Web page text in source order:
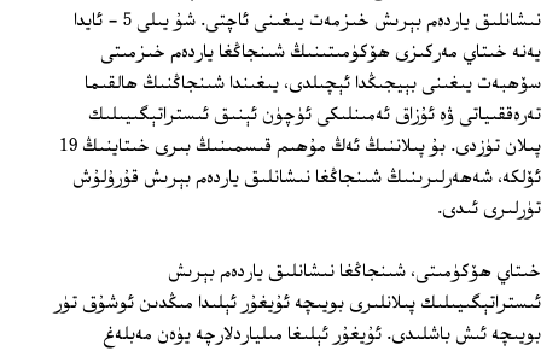
نىشانلىق ياردەم بېرىش خىزمەت يىغىنى ئاچتى. شۇ يىلى 5 - ئايدا
يەنە خىتاي مەركىزى ھۆكۈمىتىنىڭ شىنجاڭغا ياردەم خىزمىتى
سۆھبەت يىغىنى بېيجىڭدا ئېچىلدى، يىغىندا شىنجاڭنىڭ ھالقىما
تەرەققىياتى ۋە ئۇزاق ئەمىنلىكى ئۈچۈن ئېنىق ئىستراتېگىيىلىك
پىلان تۈزدى. بۇ پىلاننىڭ ئەڭ مۇھىم قىسمىنىڭ بىرى خىتاينىڭ 19
ئۆلكە، شەھەرلىرىنىڭ شىنجاڭغا نىشانلىق ياردەم بېرىش قۇرۇلۇش
تۈرلىرى ئىدى.
خىتاي ھۆكۈمىتى، شىنجاڭغا نىشانلىق ياردەم بېرىش
ئىستراتېگىيىلىك پىلانلىرى بويىچە ئۇيغۇر ئېلىدا مىڭدىن ئوشۇق تۈر
بويىچە ئىش باشلىدى. ئۇيغۇر ئېلىغا مىلياردلارچە يۈەن مەبلەغ